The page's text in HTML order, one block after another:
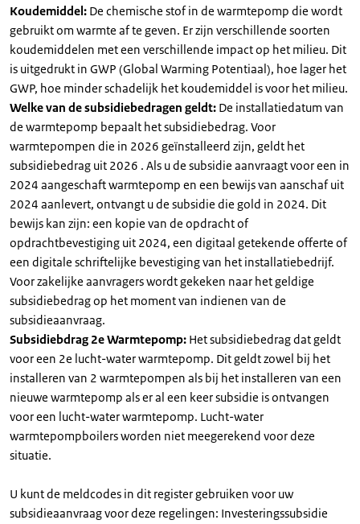
Koudemiddel: De chemische stof in de warmtepomp die wordt
gebruikt om warmte af te geven. Er zijn verschillende soorten
koudemiddelen met een verschillende impact op het milieu. Dit
is uitgedrukt in GWP (Global Warming Potentiaal), hoe lager het
GWP, hoe minder schadelijk het koudemiddel is voor het milieu.
Welke van de subsidiebedragen geldt: De installatiedatum van
de warmtepomp bepaalt het subsidiebedrag. Voor
warmtepompen die in 2026 geïnstalleerd zijn, geldt het
subsidiebedrag uit 2026 . Als u de subsidie aanvraagt voor een in
2024 aangeschaft warmtepomp en een bewijs van aanschaf uit
2024 aanlevert, ontvangt u de subsidie die gold in 2024. Dit
bewijs kan zijn: een kopie van de opdracht of
opdrachtbevestiging uit 2024, een digitaal getekende offerte of
een digitale schriftelijke bevestiging van het installatiebedrijf.
Voor zakelijke aanvragers wordt gekeken naar het geldige
subsidiebedrag op het moment van indienen van de
subsidieaanvraag.
Subsidiebdrag 2e Warmtepomp: Het subsidiebedrag dat geldt
voor een 2e lucht-water warmtepomp. Dit geldt zowel bij het
installeren van 2 warmtepompen als bij het installeren van een
nieuwe warmtepomp als er al een keer subsidie is ontvangen
voor een lucht-water warmtepomp. Lucht-water
warmtepompboilers worden niet meegerekend voor deze
situatie.
U kunt de meldcodes in dit register gebruiken voor uw
subsidieaanvraag voor deze regelingen: Investeringssubsidie